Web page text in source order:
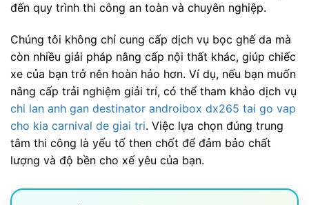
đến quy trình thi công an toàn và chuyên nghiệp.
Chúng tôi không chỉ cung cấp dịch vụ bọc ghế da mà
còn nhiều giải pháp nâng cấp nội thất khác, giúp chiếc
xe của bạn trở nên hoàn hảo hơn. Ví dụ, nếu bạn muốn
nâng cấp trải nghiệm giải trí, có thể tham khảo dịch vụ
chi lan anh gan destinator androibox dx265 tai go vap
cho kia carnival de giai tri. Việc lựa chọn đúng trung
tâm thi công là yếu tố then chốt để đảm bảo chất
lượng và độ bền cho xế yêu của bạn.